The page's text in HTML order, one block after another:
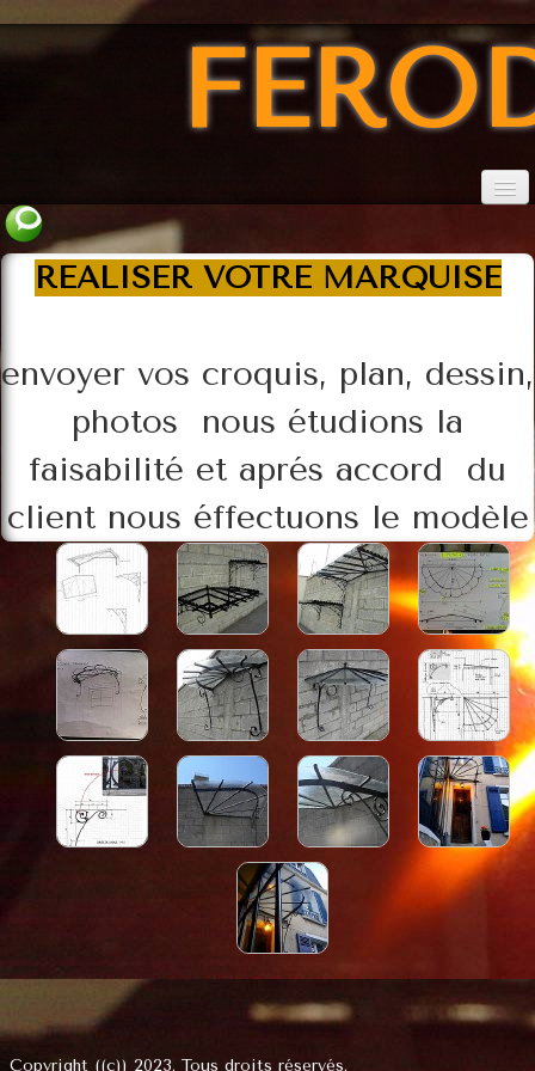
Accueil
conditions
Catalogue des consoles
Catalogue des verres
DEMANDE DE DEVIS
nos réalisation des marquises
réalisez vous même votre marquise
enseigne à l'ancienne
réalisations diverses
galvanisation
mode d'emploi de la pose d'une marquise
catalogues telechargeable
possibilité de réalisation
REALISER VOTRE MARQUISE
envoyer vos croquis, plan, dessin,
photos nous étudions la
faisabilité et aprés accord du
client nous éffectuons le modèle
Copyright ((c)) 2023. Tous droits réservés.